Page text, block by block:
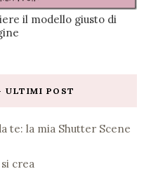
il modello giusto di
ULTIMI POST
te: la mia Shutter Scene
crea